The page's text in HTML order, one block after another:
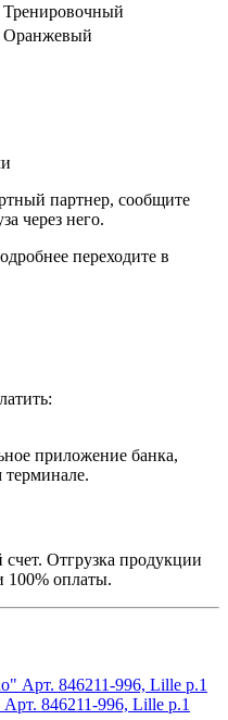
Тренировочный
Оранжевый
партнер, сообщите
через него.
переходите в
приложение банка,
счет. Отгрузка продукции
100% оплаты.
846211-996, Lille р.1